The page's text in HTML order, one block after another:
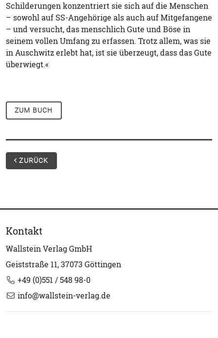
Schilderungen konzentriert sie sich auf die Menschen
– sowohl auf SS-Angehörige als auch auf Mitgefangene
– und versucht, das menschlich Gute und Böse in
seinem vollen Umfang zu erfassen. Trotz allem, was sie
in Auschwitz erlebt hat, ist sie überzeugt, dass das Gute
überwiegt.«
ZUM BUCH
ZURÜCK
Kontakt
Wallstein Verlag GmbH
Geiststraße 11, 37073 Göttingen
+49 (0)551 / 548 98-0
info@wallstein-verlag.de